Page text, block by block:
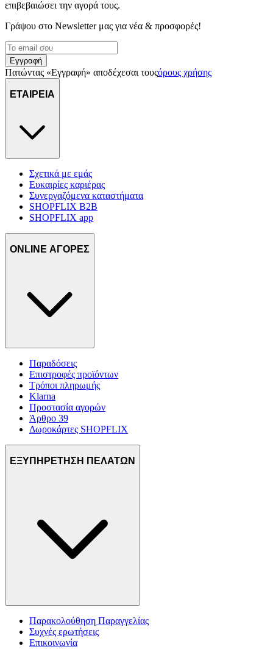
επιβεβαιώσει την αγορά τους.
Γράψου στο Νewsletter μας για νέα & προσφορές!
Εγγραφή
Πατώντας «Εγγραφή» αποδέχεσαι τουςόρους χρήσης
ΕΤΑΙΡΕΙΑ
Σχετικά με εμάς
Ευκαιρίες καριέρας
Συνεργαζόμενα καταστήματα
SHOPFLIX B2B
SHOPFLIX app
ONLINE ΑΓΟΡΕΣ
Παραδόσεις
Επιστροφές προϊόντων
Τρόποι πληρωμής
Klarna
Προστασία αγορών
Άρθρο 39
Δωροκάρτες SHOPFLIX
ΕΞΥΠΗΡΕΤΗΣΗ ΠΕΛΑΤΩΝ
Παρακολούθηση Παραγγελίας
Συχνές ερωτήσεις
Επικοινωνία